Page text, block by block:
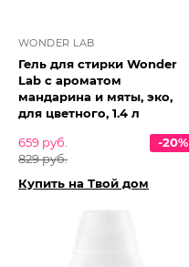
WONDER LAB
Гель для стирки Wonder
Lab с ароматом
мандарина и мяты, эко,
для цветного, 1.4 л
659 руб.
829 руб.
-20%
Купить на Твой дом